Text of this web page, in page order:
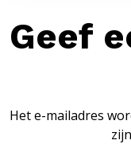
Geef
Het e-mailadres